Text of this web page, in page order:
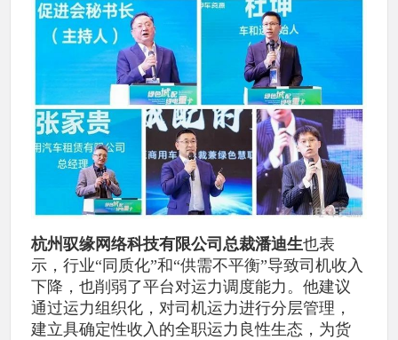
杭州驭缘网络科技有限公司总裁潘迪生也表
示，行业“同质化”和“供需不平衡”导致司机收入
下降，也削弱了平台对运力调度能力。他建议
通过运力组织化，对司机运力进行分层管理，
建立具确定性收入的全职运力良性生态，为货